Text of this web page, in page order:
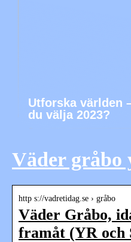
Utforska världen
du välja 2023?
Väder gråbo
http s://vadretidag.se › gråbo
Väder Gråbo,
framåt (YR och